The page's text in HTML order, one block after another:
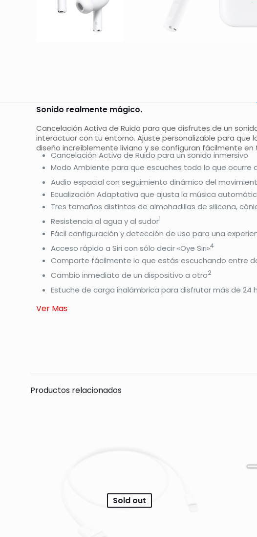
Sonido realmente mágico.
Cancelación Activa de Ruido para que disfrutes de un
interactuar con tu entorno. Ajuste personalizable para que
diseño increíblemente liviano y se configuran fácilmente
Cancelación Activa de Ruido para un sonido inmersivo
Modo Ambiente para que escuches todo lo que
Audio espacial con seguimiento dinámico del
Ecualización Adaptativa que ajusta la música
Tres tamaños distintos de almohadillas de silicona,
Resistencia al agua y al sudor1
Fácil configuración y detección de uso para una
Acceso rápido a Siri con sólo decir «Oye Siri»4
Comparte fácilmente lo que estás escuchando entre
Cambio inmediato de un dispositivo a otro2
Estuche de carga inalámbrica para disfrutar más de 24
Ver Mas
Productos relacionados
Sold out